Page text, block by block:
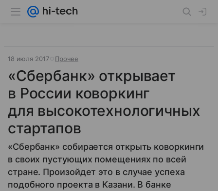
18 июля 2017 Прочее
«Сбербанк» открывает
в России коворкинг
для высокотехнологичных
стартапов
«Сбербанк» собирается открыть коворкинги
в своих пустующих помещениях по всей
стране. Произойдет это в случае успеха
подобного проекта в Казани. В банке